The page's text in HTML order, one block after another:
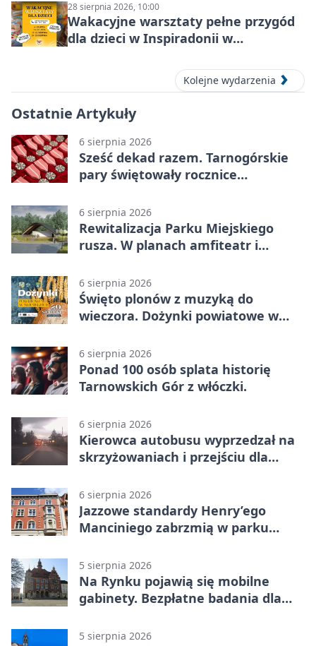
28 sierpnia 2026, 10:00
Wakacyjne warsztaty pełne przygód
dla dzieci w Inspiradonii w
Kolejne wydarzenia
Ostatnie Artykuły
6 sierpnia 2026
Sześć dekad razem. Tarnogórskie
pary świętowały rocznice
6 sierpnia 2026
Rewitalizacja Parku Miejskiego
rusza. W planach amfiteatr i
6 sierpnia 2026
Święto plonów z muzyką do
wieczora. Dożynki powiatowe w
6 sierpnia 2026
Ponad 100 osób splata historię
Tarnowskich Gór z włóczki.
6 sierpnia 2026
Kierowca autobusu wyprzedzał na
skrzyżowaniach i przejściu dla
6 sierpnia 2026
Jazzowe standardy Henry’ego
Manciniego zabrzmią w parku
5 sierpnia 2026
Na Rynku pojawią się mobilne
gabinety. Bezpłatne badania dla
5 sierpnia 2026